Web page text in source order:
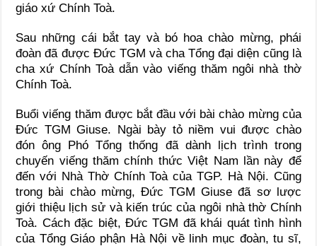
giáo xứ Chính Toà.
Sau những cái bắt tay và bó hoa chào mừng, phái
đoàn đã được Đức TGM và cha Tổng đại diện cũng là
cha xứ Chính Toà dẫn vào viếng thăm ngôi nhà thờ
Chính Toà.
Buổi viếng thăm được bắt đầu với bài chào mừng của
Đức TGM Giuse. Ngài bày tỏ niềm vui được chào
đón ông Phó Tổng thống đã dành lịch trình trong
chuyến viếng thăm chính thức Việt Nam lần này để
đến với Nhà Thờ Chính Toà của TGP. Hà Nội. Cũng
trong bài chào mừng, Đức TGM Giuse đã sơ lược
giới thiệu lịch sử và kiến trúc của ngôi nhà thờ Chính
Toà. Cách đặc biệt, Đức TGM đã khái quát tình hình
của Tổng Giáo phận Hà Nội về linh mục đoàn, tu sĩ,